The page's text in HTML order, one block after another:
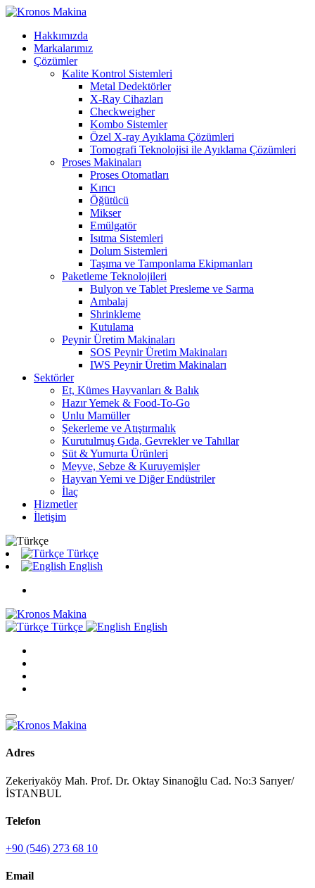
Hakkımızda
Markalarımız
Çözümler
Kalite Kontrol Sistemleri
Metal Dedektörler
X-Ray Cihazları
Checkweigher
Kombo Sistemler
Özel X-ray Ayıklama Çözümleri
Tomografi Teknolojisi ile Ayıklama Çözümleri
Proses Makinaları
Proses Otomatları
Kırıcı
Öğütücü
Mikser
Emülgatör
Isıtma Sistemleri
Dolum Sistemleri
Taşıma ve Tamponlama Ekipmanları
Paketleme Teknolojileri
Bulyon ve Tablet Presleme ve Sarma
Ambalaj
Shrinkleme
Kutulama
Peynir Üretim Makinaları
SOS Peynir Üretim Makinaları
IWS Peynir Üretim Makinaları
Sektörler
Et, Kümes Hayvanları & Balık
Hazır Yemek & Food-To-Go
Unlu Mamüller
Şekerleme ve Atıştırmalık
Kurutulmuş Gıda, Gevrekler ve Tahıllar
Süt & Yumurta Ürünleri
Meyve, Sebze & Kuruyemişler
Hayvan Yemi ve Diğer Endüstriler
İlaç
Hizmetler
İletişim
Türkçe
English
Türkçe English
Adres
Zekeriyaköy Mah. Prof. Dr. Oktay Sinanoğlu Cad. No:3 Sarıyer/
İSTANBUL
Telefon
+90 (546) 273 68 10
Email